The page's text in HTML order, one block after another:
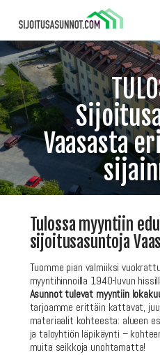
Vaasasta
Tulossa myyntiin
sijoitusasuntoja
Tuomme pian valmiiksi
myyntihinnoilla 1940-luvun
Asunnot tulevat myyntiin
tarjoamme erittäin kattavat,
materiaalit kohteesta: alueen
ja taloyhtiön läpikäynti –
muita seikkoja unohtamatta!